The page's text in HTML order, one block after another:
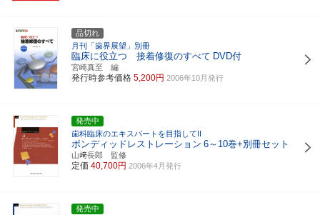
品切れ
月刊「歯界展望」別冊
臨床に役立つ 接着修復のすべて DVD付
宮崎真至 編
発行時参考価格 5,200円 2006年10月発行
発売中
歯科臨床のエキスパートを目指してII
ボンディッドレストレーション 6～10巻+別冊セット
山﨑長郎 監修
定価 40,700円 2006年4月発行
発売中